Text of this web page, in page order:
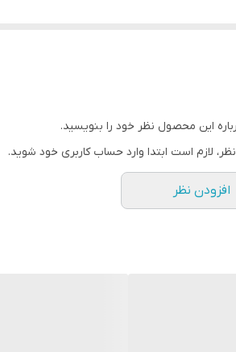
این محصول نظر خود را بنویسید.
لازم است ابتدا وارد حساب کاربری خود شوید.
افزودن نظر